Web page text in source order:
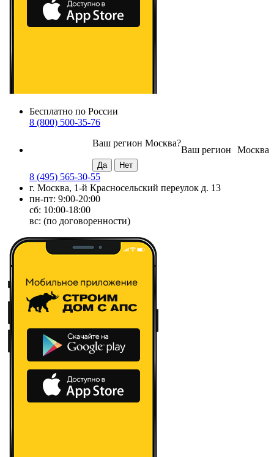
Бесплатно по России
8 (800) 500-35-76
Москва
Ваш регион
Ваш регион Москва?
8 (495) 565-30-55
г. Москва, 1-й Красносельский переулок д. 13
пн-пт: 9:00-20:00
сб: 10:00-18:00
вс: (по договоренности)